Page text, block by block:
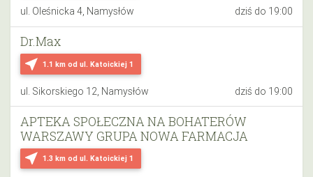
ul. Oleśnicka 4, Namysłów dziś do 19:00
near_me 1.1 km od ul. Katoickiej 1
Dr.Max
ul. Sikorskiego 12, Namysłów dziś do 19:00
near_me 1.3 km od ul. Katoickiej 1
APTEKA SPOŁECZNA NA BOHATERÓW
WARSZAWY GRUPA NOWA FARMACJA